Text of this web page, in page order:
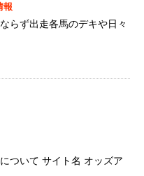
報
らず出走各馬のデキや日々
ついて サイト名 オッズア